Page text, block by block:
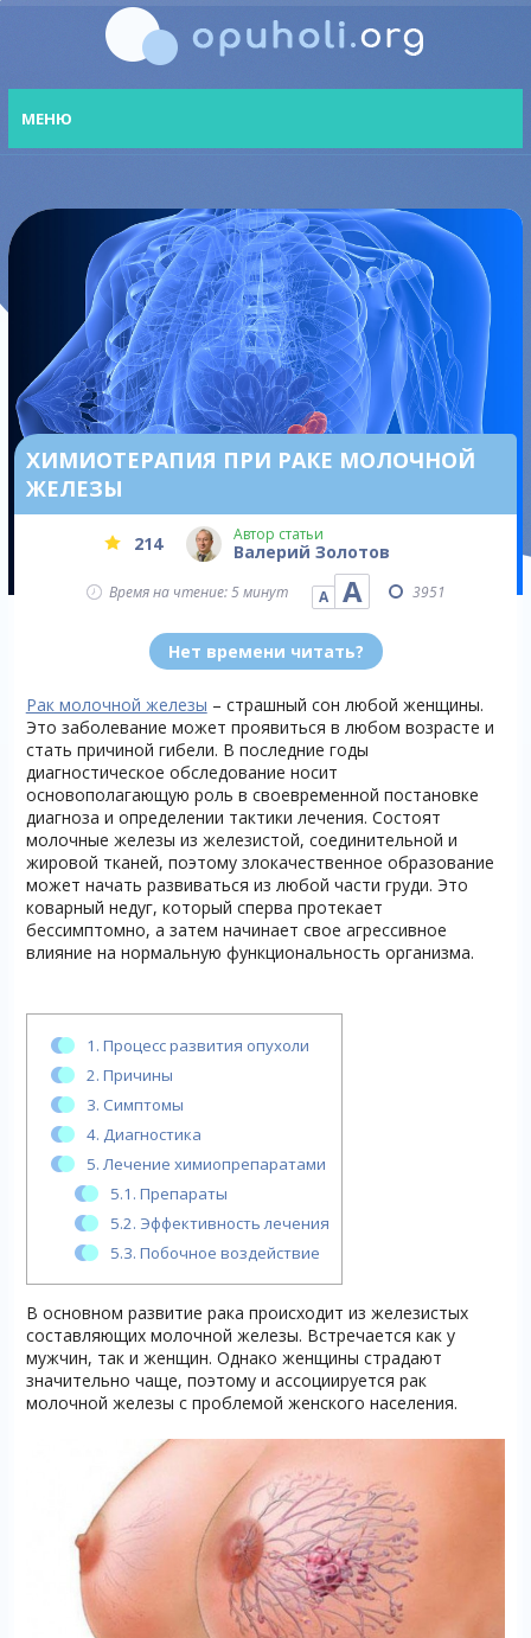
МЕНЮ
ХИМИОТЕРАПИЯ ПРИ РАКЕ МОЛОЧНОЙ
ЖЕЛЕЗЫ
214 Автор статьи
Валерий Золотов
Время на чтение: 5 минут А А 3951
Нет времени читать?
Рак молочной железы – страшный сон любой женщины.
Это заболевание может проявиться в любом возрасте и
стать причиной гибели. В последние годы
диагностическое обследование носит
основополагающую роль в своевременной постановке
диагноза и определении тактики лечения. Состоят
молочные железы из железистой, соединительной и
жировой тканей, поэтому злокачественное образование
может начать развиваться из любой части груди. Это
коварный недуг, который сперва протекает
бессимптомно, а затем начинает свое агрессивное
влияние на нормальную функциональность организма.
1. Процесс развития опухоли
2. Причины
3. Симптомы
4. Диагностика
5. Лечение химиопрепаратами
5.1. Препараты
5.2. Эффективность лечения
5.3. Побочное воздействие
В основном развитие рака происходит из железистых
составляющих молочной железы. Встречается как у
мужчин, так и женщин. Однако женщины страдают
значительно чаще, поэтому и ассоциируется рак
молочной железы с проблемой женского населения.